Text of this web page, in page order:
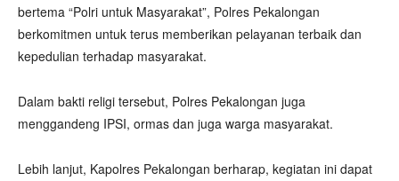
bertema “Polri untuk Masyarakat”, Polres Pekalongan
berkomitmen untuk terus memberikan pelayanan terbaik dan
kepedulian terhadap masyarakat.
Dalam bakti religi tersebut, Polres Pekalongan juga
menggandeng IPSI, ormas dan juga warga masyarakat.
Lebih lanjut, Kapolres Pekalongan berharap, kegiatan ini dapat